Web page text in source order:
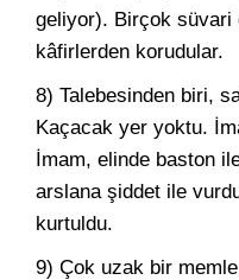
geliyor). Birçok süvari
kâfirlerden korudular.
8) Talebesinden biri,
Kaçacak yer yoktu.
İmam, elinde baston
arslana şiddet ile
kurtuldu.
9) Çok uzak bir